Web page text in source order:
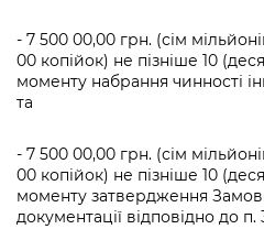
- 7 500 00,00 грн. (сім
00 копійок) не пізніше 10
моменту набрання чинності
та
- 7 500 00,00 грн. (сім
00 копійок) не пізніше 10
моменту затвердження
документації відповідно до